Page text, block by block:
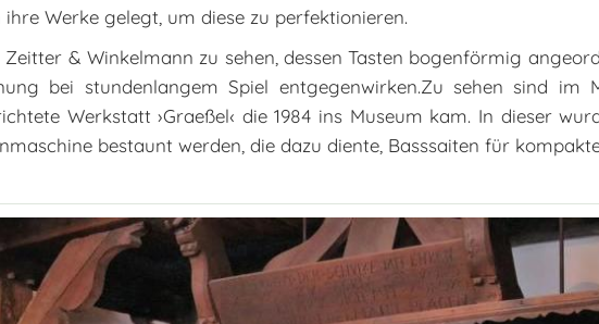
Werke gelegt, um diese zu perfektionieren.
& Winkelmann zu sehen, dessen Tasten bogenförmig
bei stundenlangem Spiel entgegenwirken.Zu sehen sind
Werkstatt ›Graeßel‹ die 1984 ins Museum kam. In dieser
bestaunt werden, die dazu diente, Basssaiten für